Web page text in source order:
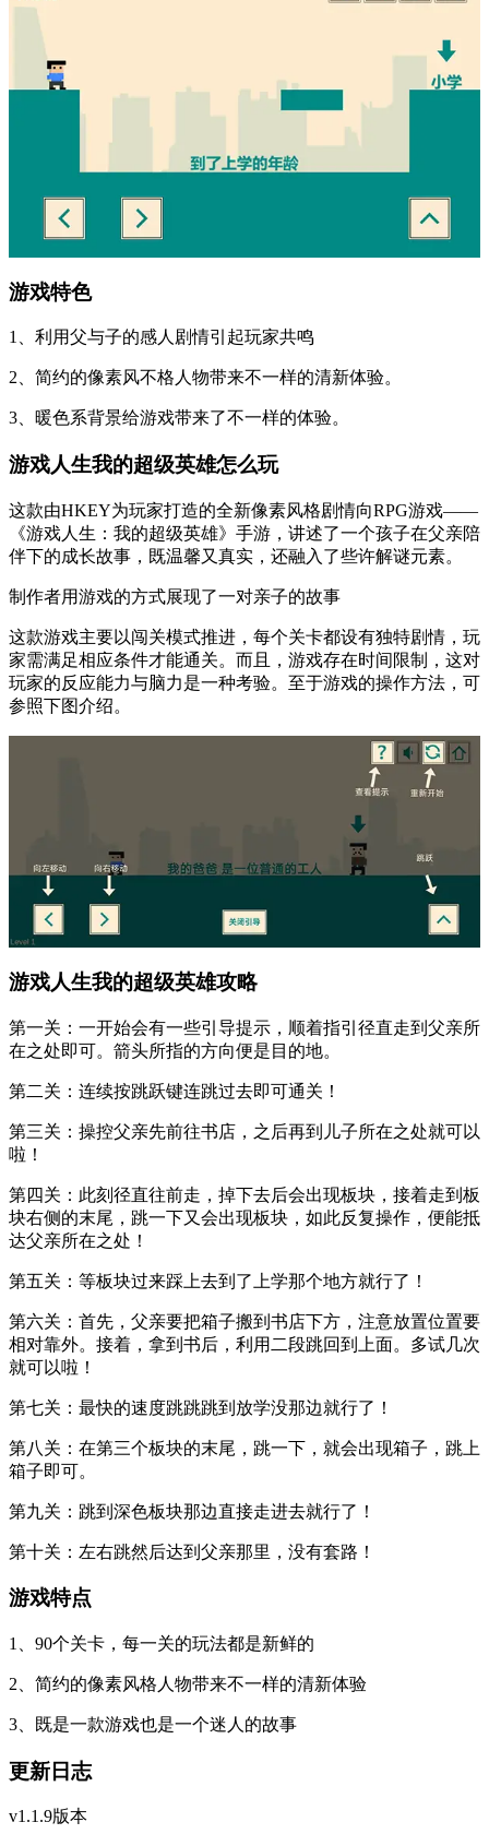
游戏特色
1、利用父与子的感人剧情引起玩家共鸣
2、简约的像素风不格人物带来不一样的清新体验。
3、暖色系背景给游戏带来了不一样的体验。
游戏人生我的超级英雄怎么玩
这款由HKEY为玩家打造的全新像素风格剧情向RPG游戏——
《游戏人生：我的超级英雄》手游，讲述了一个孩子在父亲陪
伴下的成长故事，既温馨又真实，还融入了些许解谜元素。
制作者用游戏的方式展现了一对亲子的故事
这款游戏主要以闯关模式推进，每个关卡都设有独特剧情，玩
家需满足相应条件才能通关。而且，游戏存在时间限制，这对
玩家的反应能力与脑力是一种考验。至于游戏的操作方法，可
参照下图介绍。
游戏人生我的超级英雄攻略
第一关：一开始会有一些引导提示，顺着指引径直走到父亲所
在之处即可。箭头所指的方向便是目的地。
第二关 ：连续按跳跃键连跳过去即可通关！
第三关：操控父亲先前往书店，之后再到儿子所在之处就可以
啦！
第四关：此刻径直往前走，掉下去后会出现板块，接着走到板
块右侧的末尾，跳一下又会出现板块，如此反复操作，便能抵
达父亲所在之处！
第五关 ：等板块过来踩上去到了上学那个地方就行了！
第六关：首先，父亲要把箱子搬到书店下方，注意放置位置要
相对靠外。接着，拿到书后，利用二段跳回到上面。多试几次
就可以啦！
第七关 ：最快的速度跳跳跳到放学没那边就行了！
第八关：在第三个板块的末尾，跳一下，就会出现箱子，跳上
箱子即可。
第九关 ：跳到深色板块那边直接走进去就行了！
第十关 ：左右跳然后达到父亲那里，没有套路！
游戏特点
1、90个关卡，每一关的玩法都是新鲜的
2、简约的像素风格人物带来不一样的清新体验
3、既是一款游戏也是一个迷人的故事
更新日志
v1.1.9版本